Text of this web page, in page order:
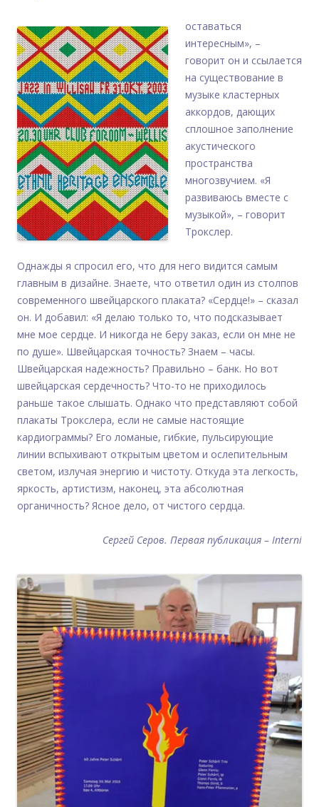
оставаться
интересным», –
говорит он и ссылается
на существование в
музыке кластерных
аккордов, дающих
сплошное заполнение
акустического
пространства
многозвучием. «Я
развиваюсь вместе с
музыкой», – говорит
Трокслер.
Однажды я спросил его, что для него видится самым
главным в дизайне. Знаете, что ответил один из столпов
современного швейцарского плаката? «Сердце!» – сказал
он. И добавил: «Я делаю только то, что подсказывает
мне мое сердце. И никогда не беру заказ, если он мне не
по душе». Швейцарская точность? Знаем – часы.
Швейцарская надежность? Правильно – банк. Но вот
швейцарская сердечность? Что-то не приходилось
раньше такое слышать. Однако что представляют собой
плакаты Трокслера, если не самые настоящие
кардиограммы? Его ломаные, гибкие, пульсирующие
линии вспыхивают открытым цветом и ослепительным
светом, излучая энергию и чистоту. Откуда эта легкость,
яркость, артистизм, наконец, эта абсолютная
органичность? Ясное дело, от чистого сердца.
Сергей Серов. Первая публикация – Interni